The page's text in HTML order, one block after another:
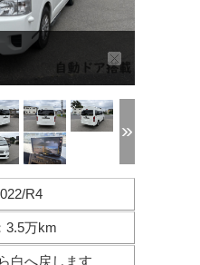
R4
3.5万km
白へ戻します